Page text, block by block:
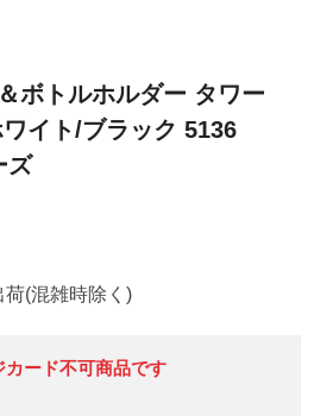
ボトルホルダー タワー
イト/ブラック 5136
ズ
荷(混雑時除く)
ード不可商品です